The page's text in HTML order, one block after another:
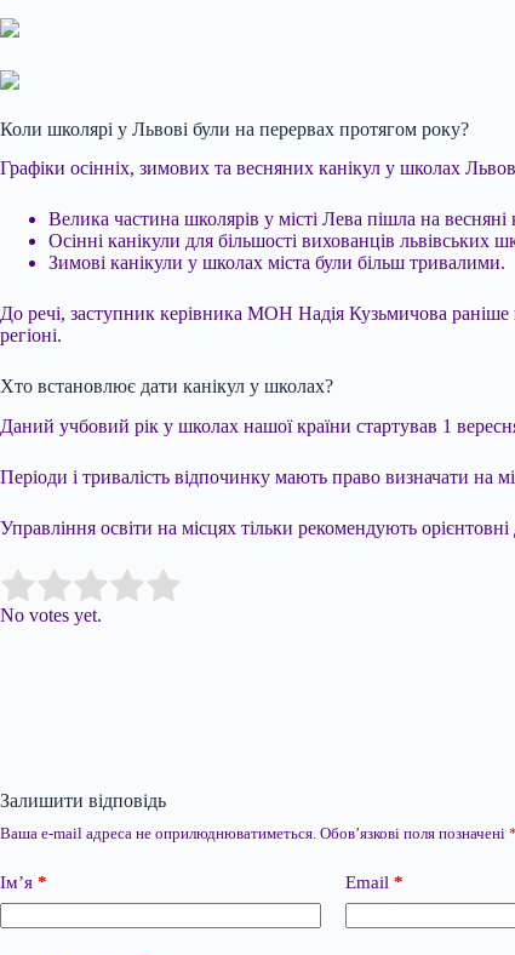
Коли школярі у Львові були на перервах протягом року?
Графіки осінніх, зимових та весняних канікул у школах
Велика частина школярів у місті Лева пішла на
Осінні канікули для більшості вихованців львівських
Зимові канікули у школах міста були більш тривалими.
До речі, заступник керівника МОН Надія Кузьмичова
регіоні.
Хто встановлює дати канікул у школах?
Даний учбовий рік у школах нашої країни стартував 1
Періоди і тривалість відпочинку мають право визначати на
Управління освіти на місцях тільки рекомендують
Rate this item:
No votes yet.
Залишити відповідь
Ваша e-mail адреса не оприлюднюватиметься. Обов’язкові поля позначені *
Ім’я * Email *